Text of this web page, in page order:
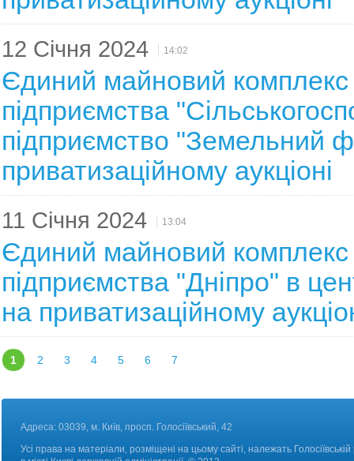
12 Січня 2024 14:02
Єдиний майновий
підприємства
підприємство "Земельний
приватизаційному аукціоні
11 Січня 2024 13:04
Єдиний майновий
підприємства "Дніпро" в
на приватизаційному
1 2 3 4 5 6 7
Адреса: 03039, м. Київ, просп. Голосіївський, 42
Усі права на матеріали, розміщені на цьому сайті, належать